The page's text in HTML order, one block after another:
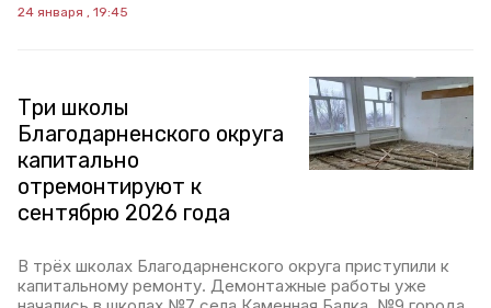
24 января , 19:45
Три школы
Благодарненского округа
капитально
отремонтируют к
сентябрю 2026 года
В трёх школах Благодарненского округа приступили к
капитальному ремонту. Демонтажные работы уже